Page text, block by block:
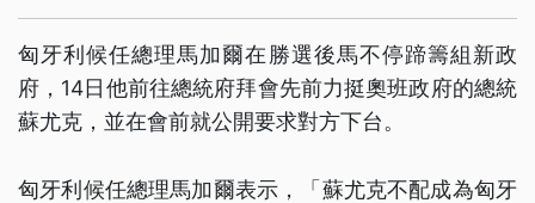
匈牙利候任總理馬加爾在勝選後馬不停蹄籌組新政
府，14日他前往總統府拜會先前力挺奧班政府的總統
蘇尤克，並在會前就公開要求對方下台。
匈牙利候任總理馬加爾表示，「蘇尤克不配成為匈牙